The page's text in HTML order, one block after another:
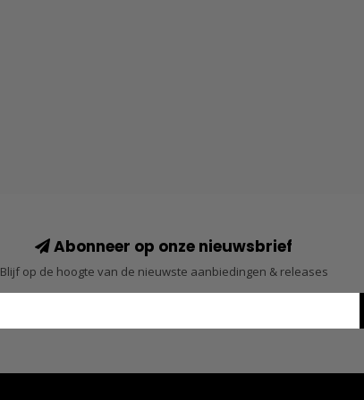
Abonneer op onze nieuwsbrief
Blijf op de hoogte van de nieuwste aanbiedingen & releases